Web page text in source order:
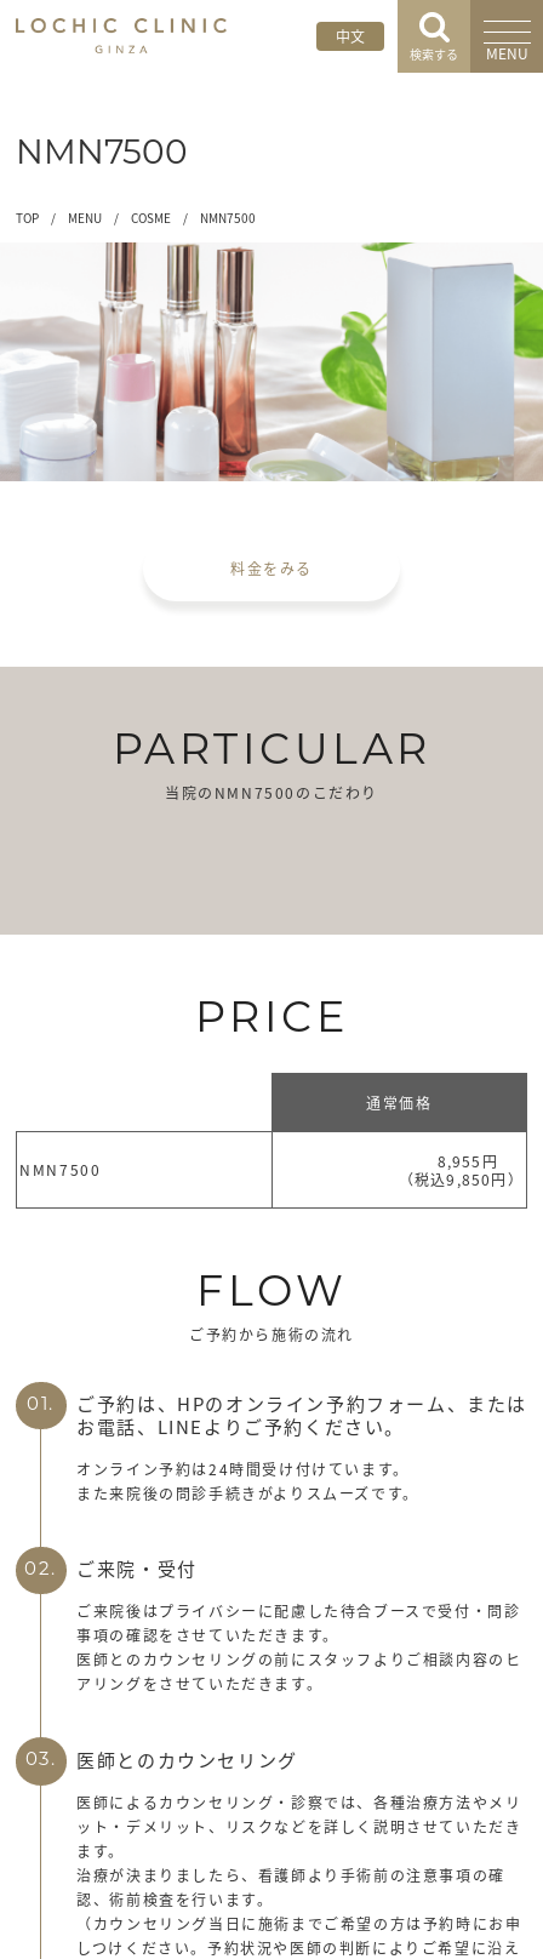
中文
検索する MENU
NMN7500
TOP / MENU / COSME / NMN7500
料金をみる
PARTICULAR
当院のNMN7500のこだわり
PRICE
通常価格
NMN7500
8,955円
（税込9,850円）
FLOW
ご予約から施術の流れ
01.
ご予約は、HPのオンライン予約フォーム、または
お電話、LINEよりご予約ください。
オンライン予約は24時間受け付けています。
また来院後の問診手続きがよりスムーズです。
02. ご来院・受付
ご来院後はプライバシーに配慮した待合ブースで受付・問診
事項の確認をさせていただきます。
医師とのカウンセリングの前にスタッフよりご相談内容のヒ
アリングをさせていただきます。
03. 医師とのカウンセリング
医師によるカウンセリング・診察では、各種治療方法やメリ
ット・デメリット、リスクなどを詳しく説明させていただき
ます。
治療が決まりましたら、看護師より手術前の注意事項の確
認、術前検査を行います。
（カウンセリング当日に施術までご希望の方は予約時にお申
しつけください。予約状況や医師の判断によりご希望に沿え